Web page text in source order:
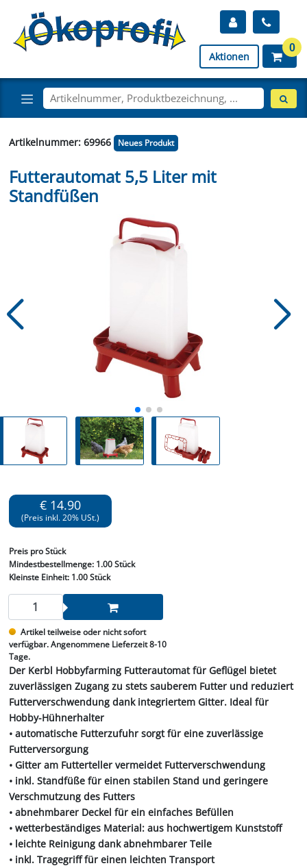
Aktionen
0
Artikelnummer: 69966 Neues Produkt
Futterautomat 5,5 Liter mit
Standfüßen
€ 14.90
(Preis inkl. 20% USt.)
Preis pro Stück
Mindestbestellmenge: 1.00 Stück
Kleinste Einheit:1.00 Stück
Artikel teilweise oder nicht sofort
verfügbar. Angenommene Lieferzeit 8-10
Tage.
Der Kerbl Hobbyfarming Futterautomat für Geflügel bietet
zuverlässigen Zugang zu stets sauberem Futter und reduziert
Futterverschwendung dank integriertem Gitter. Ideal für
Hobby-Hühnerhalter
• automatische Futterzufuhr sorgt für eine zuverlässige
Futterversorgung
• Gitter am Futterteller vermeidet Futterverschwendung
• inkl. Standfüße für einen stabilen Stand und geringere
Verschmutzung des Futters
• abnehmbarer Deckel für ein einfaches Befüllen
• wetterbeständiges Material: aus hochwertigem Kunststoff
• leichte Reinigung dank abnehmbarer Teile
• inkl. Tragegriff für einen leichten Transport